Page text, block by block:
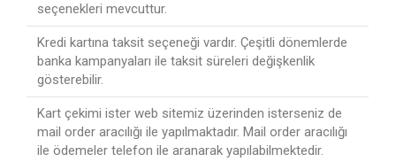
seçenekleri mevcuttur.
Kredi kartına taksit seçeneği vardır. Çeşitli dönemlerde
banka kampanyaları ile taksit süreleri değişkenlik
gösterebilir.
Kart çekimi ister web sitemiz üzerinden isterseniz de
mail order aracılığı ile yapılmaktadır. Mail order aracılığı
ile ödemeler telefon ile aranarak yapılabilmektedir.